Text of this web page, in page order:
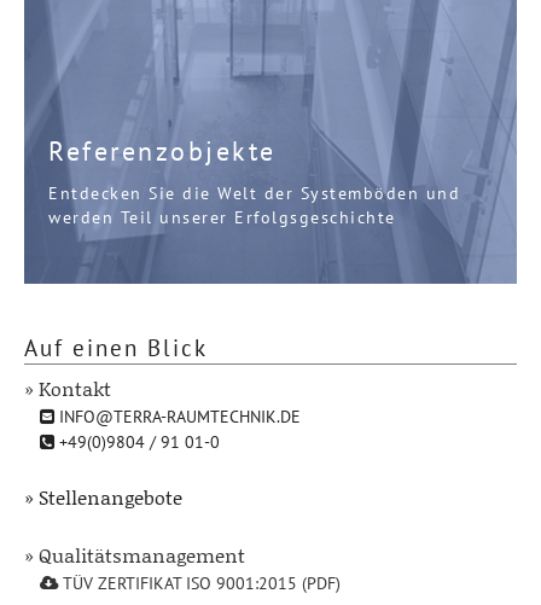
Referenzobjekte
Entdecken Sie die Welt der Systemböden und
werden Teil unserer Erfolgsgeschichte
Auf einen Blick
» Kontakt
INFO@TERRA-RAUMTECHNIK.DE
+49(0)9804 / 91 01-0
» Stellenangebote
» Qualitätsmanagement
TÜV ZERTIFIKAT ISO 9001:2015 (PDF)